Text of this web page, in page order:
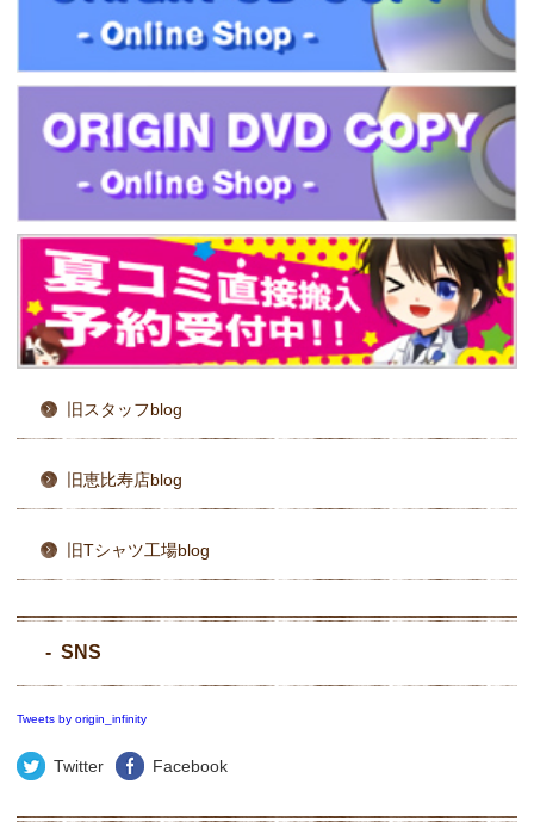
旧スタッフblog
旧恵比寿店blog
旧Tシャツ工場blog
SNS
Tweets by origin_infinity
Twitter Facebook